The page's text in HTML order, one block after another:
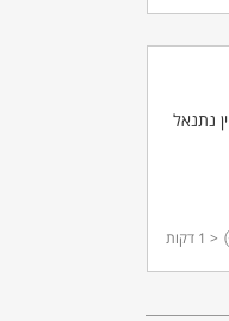
נתנאל
< 1 דקות